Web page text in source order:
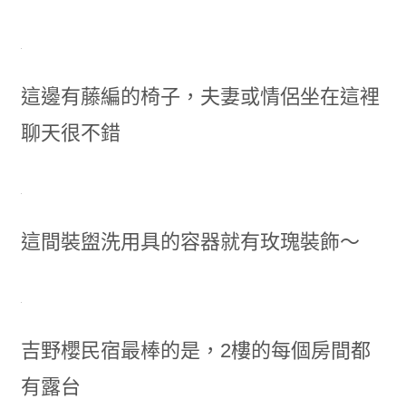
這邊有藤編的椅子，夫妻或情侶坐在這裡
聊天很不錯
這間裝盥洗用具的容器就有玫瑰裝飾～
吉野櫻民宿最棒的是，2樓的每個房間都
有露台